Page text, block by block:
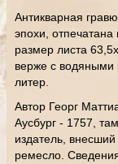
Антикварная
эпохи, отпечатана
размер листа
верже с водяными
литер.
Автор Георг
Аусбург - 1757,
издатель,
ремесло.